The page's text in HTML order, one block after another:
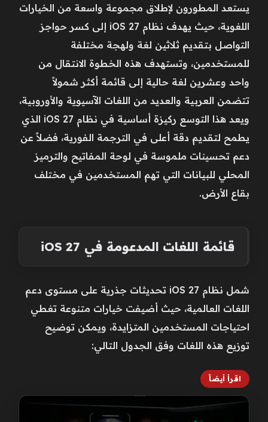
يستعد المطورون لإطلاق مجموعة واسعة من الخيارات
اللغوية، حيث يهدف نظام iOS 27 إلى كسر حواجز
التواصل بتقديم ثلاثين لغة ولهجة مختلفة
للمستخدمين، وتستهدف هذه الخطوة الانتقال من
واحد وعشرين لغة حالية إلى قائمة أكثر شمولاً
تتضمن العربية والعديد من اللغات الآسيوية والأوروبية،
ويعد هذا التوسع ركيزة أساسية في نظام iOS 27 الذي
يطمح لتقديم دقة أعلى في الترجمة الفورية، فضلاً عن
دعم تحسينات ملموسة في لوحة المفاتيح والترميز
المحلي للبيانات التي تهم المستخدمين في مختلف
بقاع الأرض.
قائمة اللغات المدعومة في iOS 27
شمل نظام iOS 27 تحديثات جذرية على مستوى دعم
اللغات العالمية، حيث أضيفت خيارات متنوعة تغطي
احتياجات المستخدمين المتزايدة، ويمكن توضيح
توزيع هذه اللغات وفق الجدول التالي:
اقرأ أيضاً